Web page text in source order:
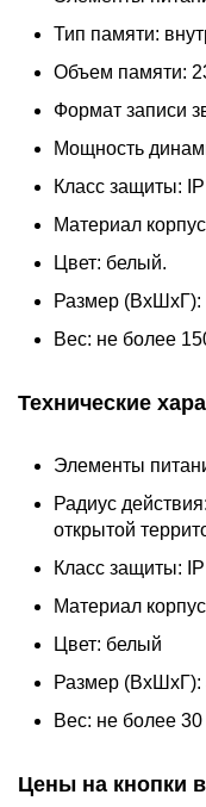
Тип памяти:
Объем памяти:
Формат записи
Мощность
Класс защиты:
Материал
Цвет: белый.
Размер (ВхШхГ):
Вес: не более
Технические
Элементы
Радиус
открытой
Класс защиты:
Материал
Цвет: белый
Размер (ВхШхГ):
Вес: не более 30
Цены на кнопки